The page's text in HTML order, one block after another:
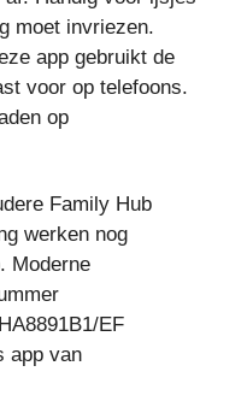
moet invriezen.
app gebruikt de
voor op telefoons.
op
Family Hub
werken nog
Moderne
EF
app van